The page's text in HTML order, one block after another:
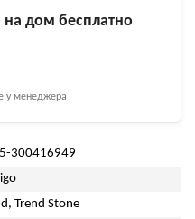
дом бесплатно
у менеджера
300416949
Trend Stone